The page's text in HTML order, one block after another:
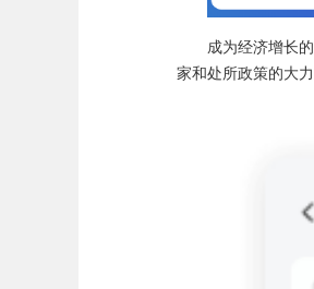
成为经济增长
家和处所政策的大力